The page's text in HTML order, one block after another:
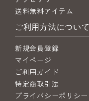
送料無料アイテム
ご利用方法について
新規会員登録
マイページ
ご利用ガイド
特定商取引法
プライバシーポリシー